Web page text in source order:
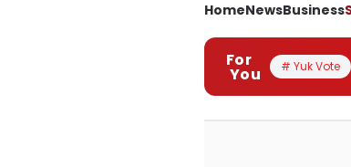
HomeNewsBusiness
For
You # Yuk Vote